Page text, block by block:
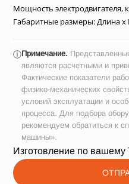
Мощность электродвигателя,
Габаритные размеры: Длина
ⓘПримечание.
являются расчетными и
Фактические показатели
физико-механических
условий эксплуатации и
процесса. Для подбора
рекомендуем обратиться к
машины».
Изготовление по вашему